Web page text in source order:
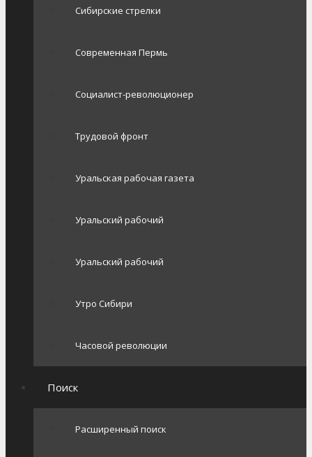
Сибирские стрелки
Современная Пермь
Социалист-революционер
Трудовой фронт
Уральская рабочая газета
Уральский рабочий
Уральский рабочий
Утро Сибири
Часовой революции
Поиск
Расширенный поиск